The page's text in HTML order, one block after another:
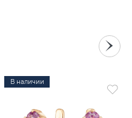
В наличии